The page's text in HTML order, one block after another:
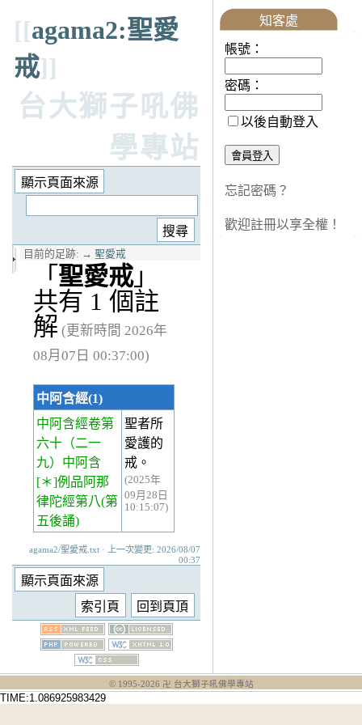
[[agama2:聖愛
戒]]
台大獅子吼佛
學專站
目前的足跡: → 聖愛戒
「 聖愛戒」
共有 1 個註
解 (更新時間 2026年
08月07日 00:37:00)
中阿含經(1)
中阿含經卷第
六十 （二一
九）中阿含
[＊]例品阿那
律陀經第八(第
五後誦)
聖者所
愛護的
戒。
(2025年
09月28日
10:15:07)
agama2/聖愛戒.txt · 上一次變更: 2026/08/07
00:37
知客處
帳號：
密碼：
以後自動登入
忘記密碼？
歡迎註冊以享全權！
© 1995-2026 卍 台大獅子吼佛學專站
TIME:1.086925983429